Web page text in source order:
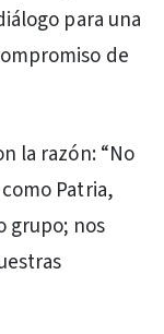
para una
de
la razón: “No
Patria,
grupo; nos